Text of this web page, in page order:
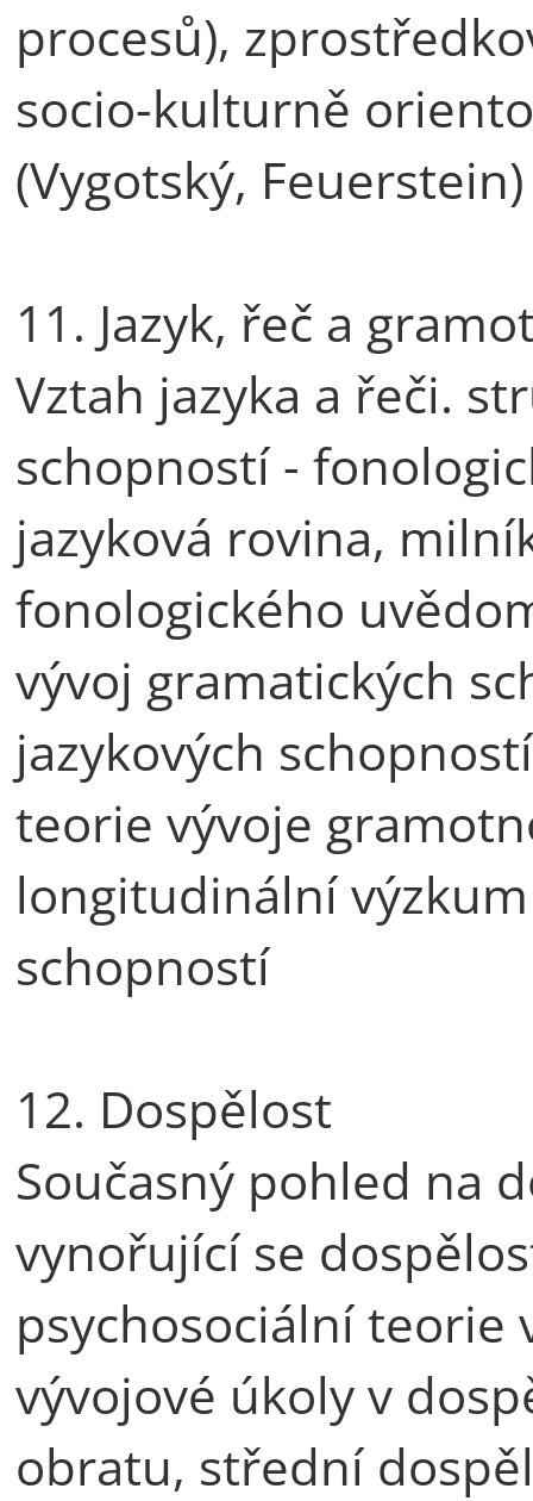
procesů),
socio-kulturně
(Vygotský, Feuerstein)
11. Jazyk, řeč a
Vztah jazyka a řeči.
schopností -
jazyková rovina,
fonologického
vývoj gramatických
jazykových
teorie vývoje
longitudinální
schopností
12. Dospělost
Současný pohled na
vynořující se
psychosociální teorie
vývojové úkoly v
obratu, střední